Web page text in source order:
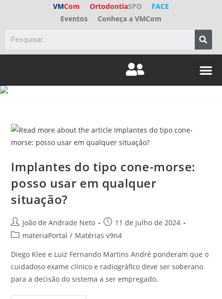
VMCom OrtodontiaSPO
FACE
Eventos
Conheça a VMCom
Implantes do tipo cone-morse:
posso usar em qualquer
situação?
João de Andrade Neto
11 de julho de 2024
materiaPortal / Matérias v9n4
Diego Klee e Luiz Fernando Martins André ponderam que o
cuidadoso exame clínico e radiográfico deve ser soberano
para a decisão do sistema a ser empregado.